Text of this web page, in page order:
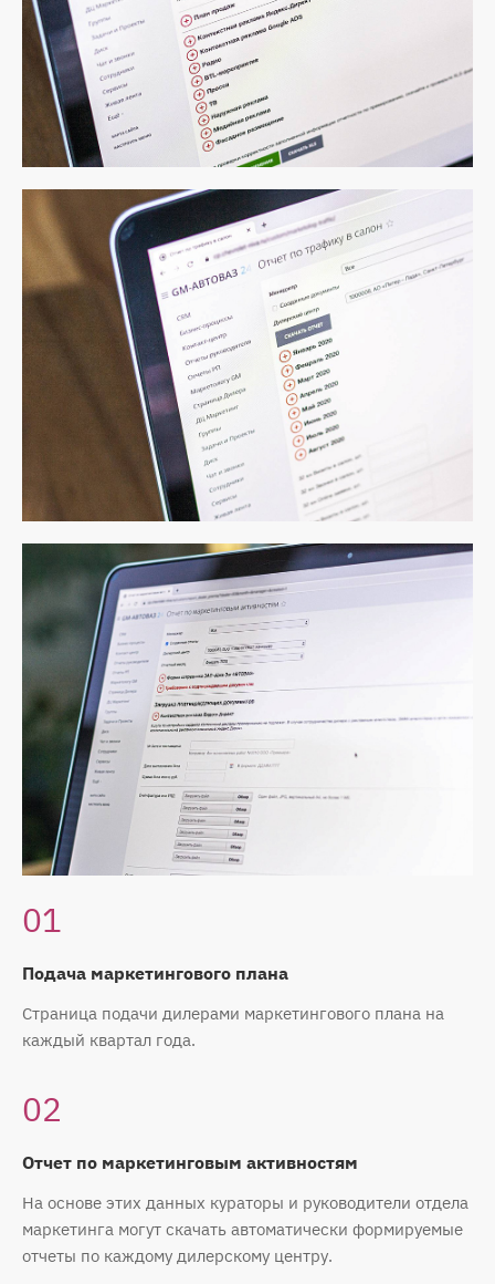
01
Подача маркетингового плана
Страница подачи дилерами маркетингового плана на
каждый квартал года.
02
Отчет по маркетинговым активностям
На основе этих данных кураторы и руководители отдела
маркетинга могут скачать автоматически формируемые
отчеты по каждому дилерскому центру.